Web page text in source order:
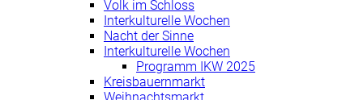
Volk im Schloss
Interkulturelle Wochen
Nacht der Sinne
Interkulturelle Wochen
Programm IKW 2025
Kreisbauernmarkt